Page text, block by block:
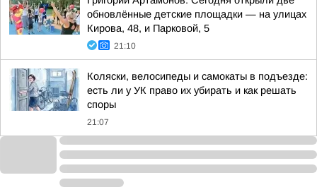
обновлённые детские площадки — на улицах
Кирова, 48, и Парковой, 5
21:10
Коляски, велосипеды и самокаты в подъезде:
есть ли у УК право их убирать и как решать
споры
21:07